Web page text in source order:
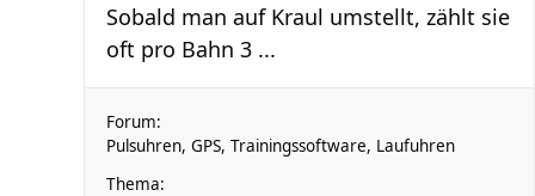
Sobald man auf Kraul umstellt, zählt sie
oft pro Bahn 3 ...
Forum:
Pulsuhren, GPS, Trainingssoftware, Laufuhren
Thema: